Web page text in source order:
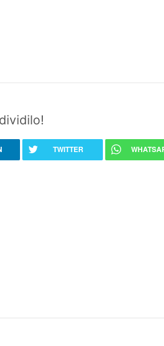
TWITTER